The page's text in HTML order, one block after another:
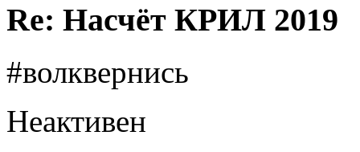
Re: Насчёт КРИЛ 2019
#волквернись
Неактивен